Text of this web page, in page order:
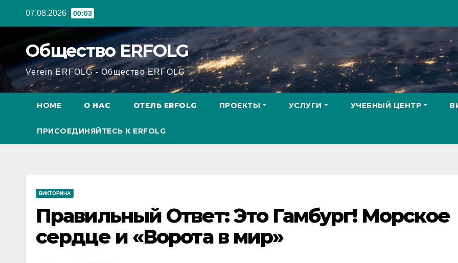
07.08.2026 00:03
Общество ERFOLG
Verein ERFOLG - Общество ERFOLG
HOME О НАС ОТЕЛЬ ERFOLG ПРОЕКТЫ УСЛУГИ УЧЕБНЫЙ ЦЕНТР
ПРИСОЕДИНЯЙТЕСЬ К ERFOLG
ВИКТОРИНА
Правильный Ответ: Это Гамбург! Морское
сердце и «Ворота в мир»